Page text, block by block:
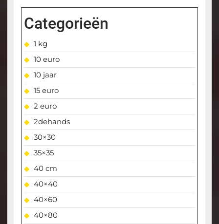
Categorieën
1 kg
10 euro
10 jaar
15 euro
2 euro
2dehands
30×30
35×35
40 cm
40×40
40×60
40×80